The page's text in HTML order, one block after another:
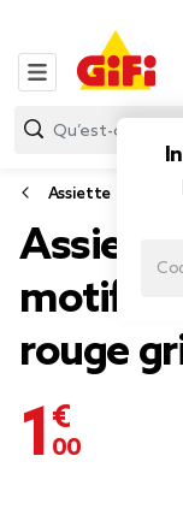
Assiette
Assiette
motif
rouge
1,00 €